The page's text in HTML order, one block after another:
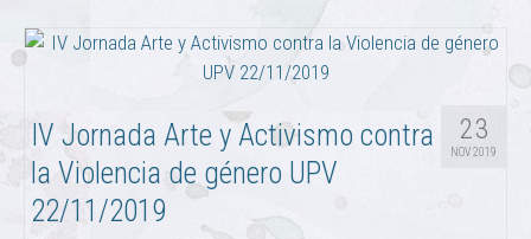
23
NOV 2019
IV Jornada Arte y Activismo contra
la Violencia de género UPV
22/11/2019